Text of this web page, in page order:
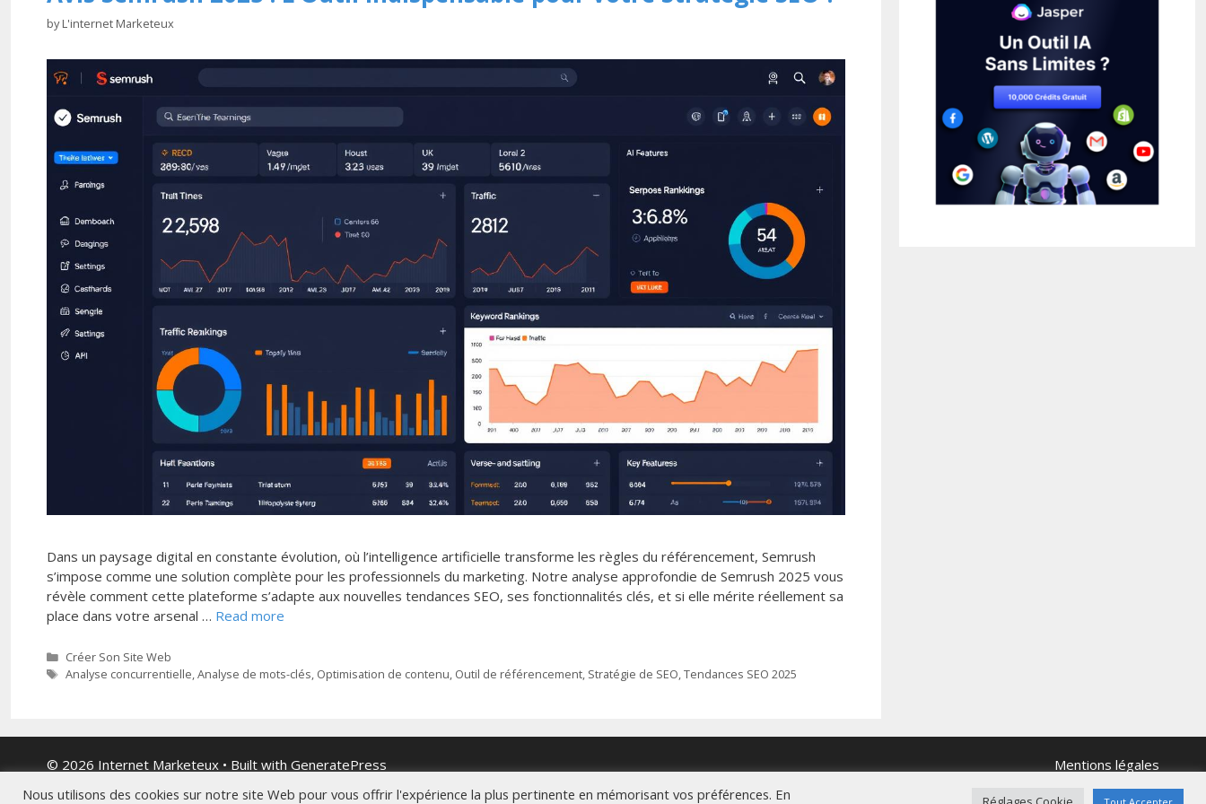
byL'internet Marketeux
Dans un paysage digital en constante évolution, où l’intelligence artificielle transforme les règles du référencement, Semrush
s’impose comme une solution complète pour les professionnels du marketing. Notre analyse approfondie de Semrush 2025 vous
révèle comment cette plateforme s’adapte aux nouvelles tendances SEO, ses fonctionnalités clés, et si elle mérite réellement sa
place dans votre arsenal … Read more
Categories
Créer Son Site Web
Tags
Analyse concurrentielle,Analyse de mots-clés, Optimisation de contenu, Outil de référencement, Stratégie de SEO,Tendances SEO 2025
Mentions légales
© 2026 Internet Marketeux • Built with GeneratePress
Nous utilisons des cookies sur notre site Web pour vous offrir l'expérience la plus pertinente en mémorisant vos préférences. En